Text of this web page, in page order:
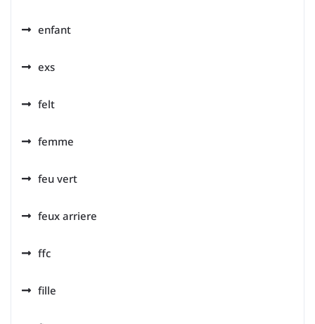
enfant
exs
felt
femme
feu vert
feux arriere
ffc
fille